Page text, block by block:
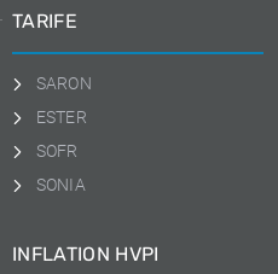
TARIFE
SARON
ESTER
SOFR
SONIA
INFLATION HVPI